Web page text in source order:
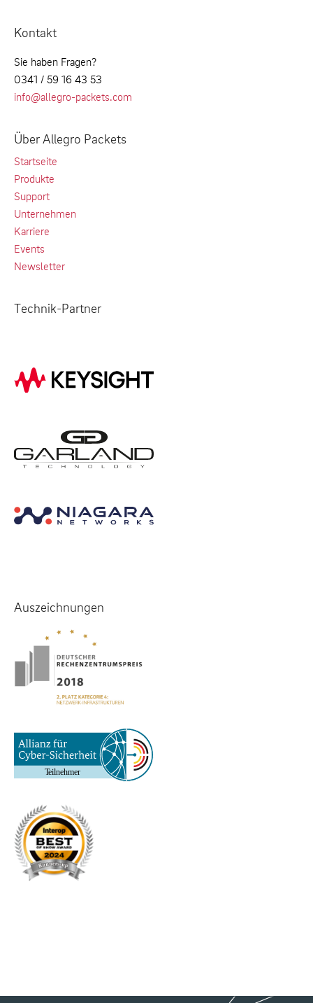
Kontakt
Sie haben Fragen?
0341 / 59 16 43 53
info@allegro-packets.com
Über Allegro Packets
Startseite
Produkte
Support
Unternehmen
Karriere
Events
Newsletter
Technik-Partner
Auszeichnungen